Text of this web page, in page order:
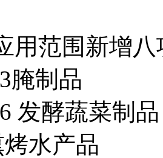
用范围新增八
腌制品
发酵蔬菜制品
烤水产品